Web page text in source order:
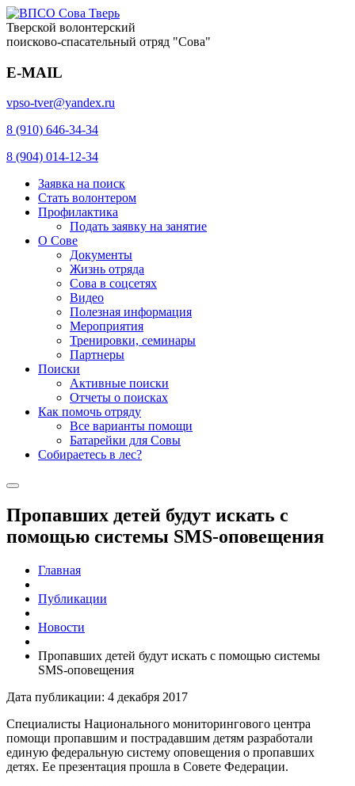
Тверской волонтерский
поисково-спасательный отряд "Сова"
E-MAIL
vpso-tver@yandex.ru
8 (910) 646-34-34
8 (904) 014-12-34
Заявка на поиск
Стать волонтером
Профилактика
Подать заявку на занятие
О Сове
Документы
Жизнь отряда
Сова в соцсетях
Видео
Полезная информация
Мероприятия
Тренировки, семинары
Партнеры
Поиски
Активные поиски
Отчеты о поисках
Как помочь отряду
Все варианты помощи
Батарейки для Совы
Собираетесь в лес?
Пропавших детей будут искать с
помощью системы SMS-оповещения
Главная
Публикации
Новости
Пропавших детей будут искать с помощью системы
SMS-оповещения
Дата публикации: 4 декабря 2017
Специалисты Национального мониторингового центра
помощи пропавшим и пострадавшим детям разработали
единую федеральную систему оповещения о пропавших
детях. Ее презентация прошла в Совете Федерации.